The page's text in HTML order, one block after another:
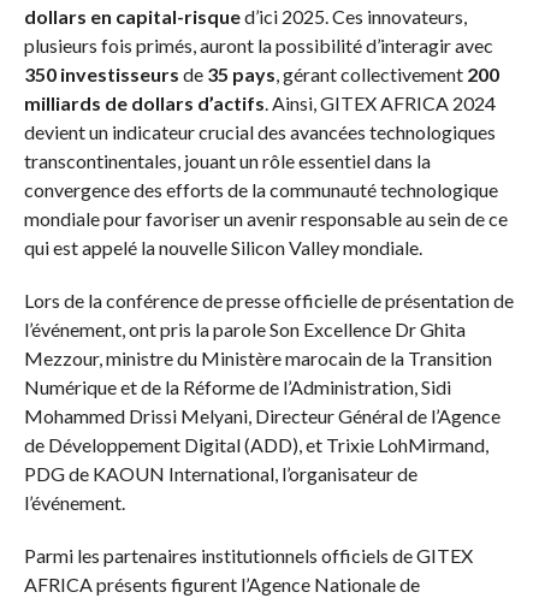
dollars en capital-risqued’ici 2025. Ces innovateurs,
plusieurs fois primés, auront la possibilité d’interagir avec
350 investisseurs de 35 pays , gérant collectivement 200
milliards de dollars d’actifs . Ainsi, GITEX AFRICA 2024
devient un indicateur crucial des avancées technologiques
transcontinentales, jouant un rôle essentiel dans la
convergence des efforts de la communauté technologique
mondiale pour favoriser un avenir responsable au sein de ce
qui est appelé la nouvelle Silicon Valley mondiale.
Lors de la conférence de presse officielle de présentation de
l’événement, ont pris la parole Son Excellence Dr Ghita
Mezzour, ministre du Ministère marocain de la Transition
Numérique et de la Réforme de l’Administration, Sidi
Mohammed Drissi Melyani, Directeur Général de l’Agence
de Développement Digital (ADD), et Trixie LohMirmand,
PDG de KAOUN International, l’organisateur de
l’événement.
Parmi les partenaires institutionnels officiels de GITEX
AFRICA présents figurent l’Agence Nationale de